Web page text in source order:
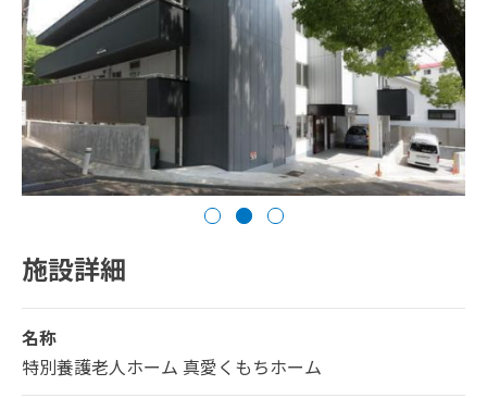
施設詳細
名称
特別養護老人ホーム 真愛くもちホーム